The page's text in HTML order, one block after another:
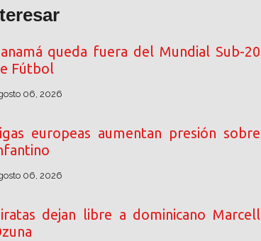
queda fuera del Mundial Sub-20
Fútbol
06, 2026
europeas aumentan presión sobre
06, 2026
dejan libre a dominicano Marcell